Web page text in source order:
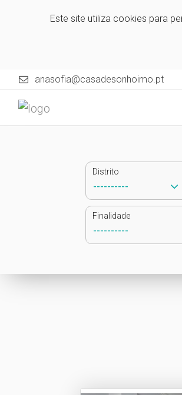
Este site utiliza cookies para
anasofia@casadesonhoimo.pt
Distrito
Finalidade